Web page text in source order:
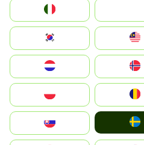
South Korea